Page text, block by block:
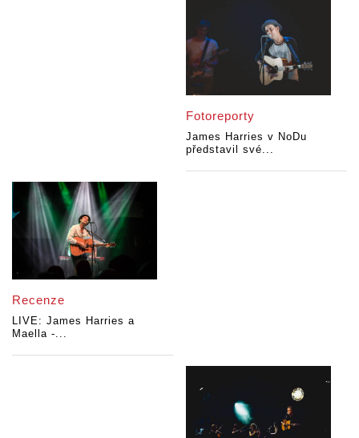
Fotoreporty
James Harries v NoDu
představil své...
Recenze
LIVE: James Harries a
Maella -...